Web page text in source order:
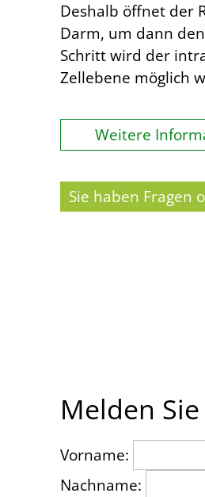
Deshalb öffnet der
Darm, um dann
Schritt wird der
Zellebene möglich
Weitere
Sie haben Fragen
Melden
Vorname:
Nachname: